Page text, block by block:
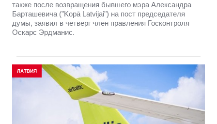
также после возвращения бывшего мэра Александра
Барташевича ("Kopā Latvijai") на пост председателя
думы, заявил в четверг член правления Госконтроля
Оскарс Эрдманис.
ЛАТВИЯ